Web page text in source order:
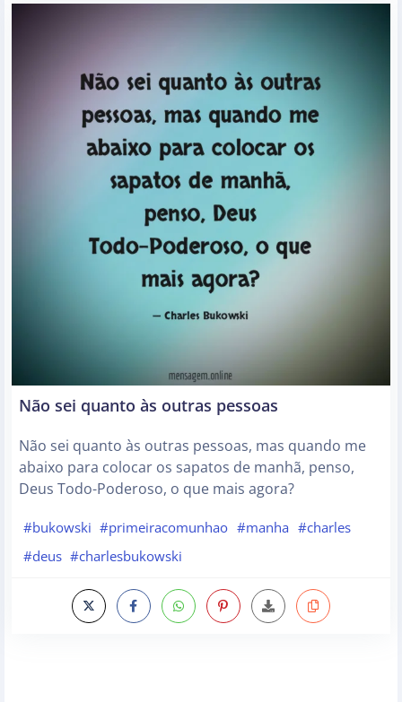
Não sei quanto às outras pessoas
Não sei quanto às outras pessoas, mas quando me
abaixo para colocar os sapatos de manhã, penso,
Deus Todo-Poderoso, o que mais agora?
#bukowski #primeiracomunhao #manha #charles
#deus #charlesbukowski